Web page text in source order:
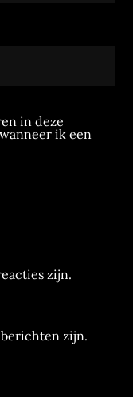
in deze
ik een
zijn.
zijn.